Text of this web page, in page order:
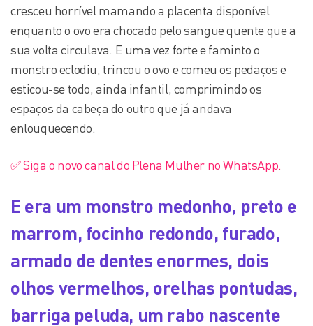
cresceu horrível mamando a placenta disponível
enquanto o ovo era chocado pelo sangue quente que a
sua volta circulava. E uma vez forte e faminto o
monstro eclodiu, trincou o ovo e comeu os pedaços e
esticou-se todo, ainda infantil, comprimindo os
espaços da cabeça do outro que já andava
enlouquecendo.
✅ Siga o novo canal do Plena Mulher no WhatsApp.
E era um monstro medonho, preto e
marrom, focinho redondo, furado,
armado de dentes enormes, dois
olhos vermelhos, orelhas pontudas,
barriga peluda, um rabo nascente